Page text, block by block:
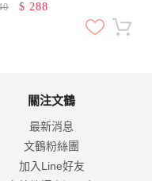
$ 288
關注文鶴
最新消息
文鶴粉絲團
加入Line好友